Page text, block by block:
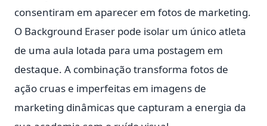
consentiram em aparecer em fotos de marketing.
O Background Eraser pode isolar um único atleta
de uma aula lotada para uma postagem em
destaque. A combinação transforma fotos de
ação cruas e imperfeitas em imagens de
marketing dinâmicas que capturam a energia da